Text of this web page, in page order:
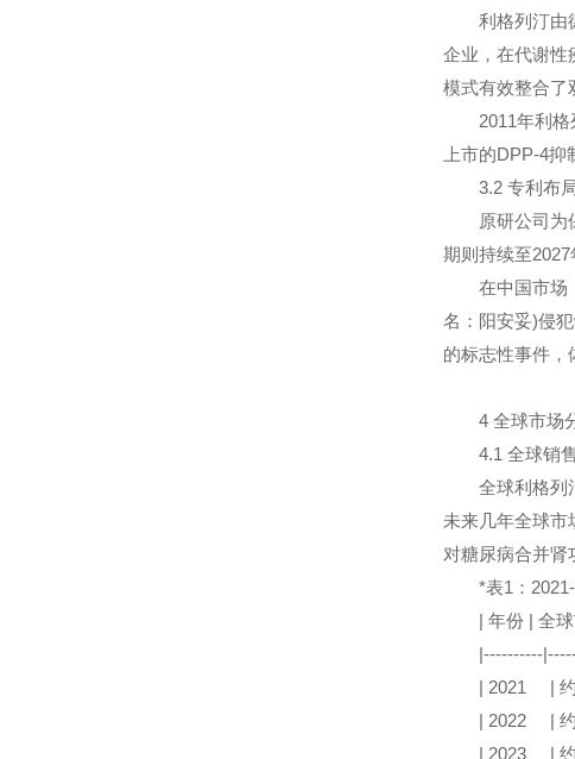
利格列汀由德
企业，在代谢性
模式有效整合了
2011年利格列
上市的DPP-4
3.2 专利布局
原研公司为保
期则持续至
在中国市场，
名：阳安妥)侵
的标志性事件，
4 全球市场
4.1 全球销售
全球利格列汀
未来几年全球市
对糖尿病合并肾
*表1：2021-
| 年份 | 全球
|----------
| 2021
| 2022 |
| 2023 |